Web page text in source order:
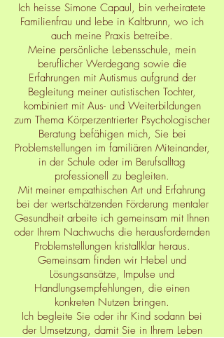
Ich heisse Simone Capaul, bin verheiratete
Familienfrau und lebe in Kaltbrunn, wo ich
auch meine Praxis betreibe.
Meine persönliche Lebensschule, mein
beruflicher Werdegang sowie die
Erfahrungen mit Autismus aufgrund der
Begleitung meiner autistischen Tochter,
kombiniert mit Aus- und Weiterbildungen
zum Thema Körperzentrierter Psychologischer
Beratung befähigen mich, Sie bei
Problemstellungen im familiären Miteinander,
in der Schule oder im Berufsalltag
professionell zu begleiten.
Mit meiner empathischen Art und Erfahrung
bei der wertschätzenden Förderung mentaler
Gesundheit arbeite ich gemeinsam mit Ihnen
oder Ihrem Nachwuchs die herausfordernden
Problemstellungen kristallklar heraus.
Gemeinsam finden wir Hebel und
Lösungsansätze, Impulse und
Handlungsempfehlungen, die einen
konkreten Nutzen bringen.
Ich begleite Sie oder ihr Kind sodann bei
der Umsetzung, damit Sie in Ihrem Leben